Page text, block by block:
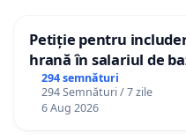
Petiție pentru
hrană în salariul de
gradațiilor de
personali
294 semnături
294 Semnături / 7 zile
6 Aug 2026